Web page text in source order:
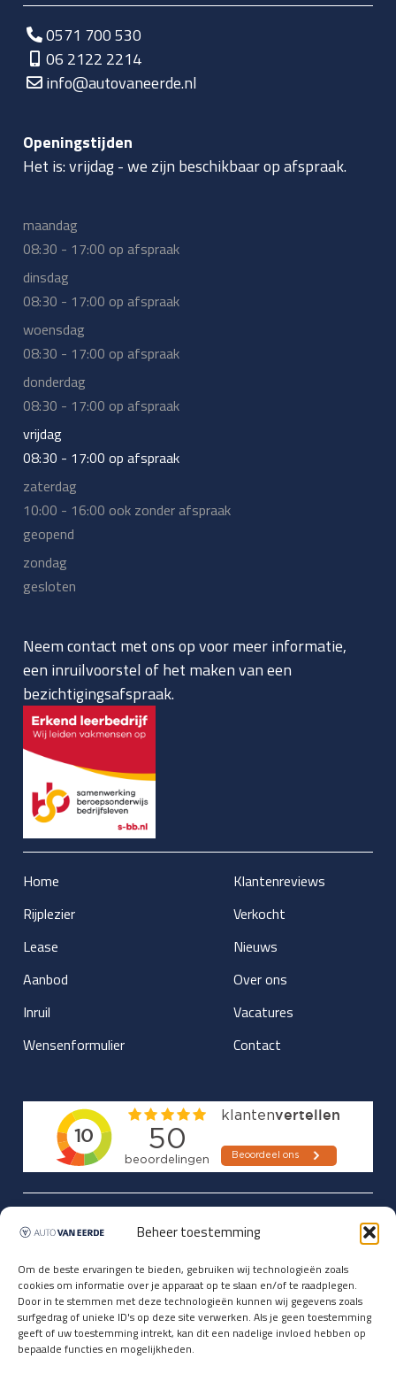
Beheer toestemming
Om de beste ervaringen te bieden, gebruiken wij technologieën zoals
cookies om informatie over je apparaat op te slaan en/of te raadplegen.
Door in te stemmen met deze technologieën kunnen wij gegevens zoals
surfgedrag of unieke ID's op deze site verwerken. Als je geen toestemming
geeft of uw toestemming intrekt, kan dit een nadelige invloed hebben op
bepaalde functies en mogelijkheden.
0571 700 530
06 2122 2214
info@autovaneerde.nl
Openingstijden
Het is:vrijdag-we zijn beschikbaar op afspraak.
maandag
08:30 - 17:00 op afspraak
dinsdag
08:30 - 17:00 op afspraak
woensdag
08:30 - 17:00 op afspraak
donderdag
08:30 - 17:00 op afspraak
vrijdag
08:30 - 17:00 op afspraak
zaterdag
10:00 - 16:00 ook zonder afspraak
geopend
zondag
gesloten
Neem contact met ons op voor meer informatie,
een inruilvoorstel of het maken van een
bezichtigingsafspraak.
Home
Rijplezier
Lease
Aanbod
Inruil
Wensenformulier
Klantenreviews
Verkocht
Nieuws
Over ons
Vacatures
Contact
Updates over nieuwbinnen-komers
vóórdat ze op de portals staan?
Registreer je hier.
E-mailadres *